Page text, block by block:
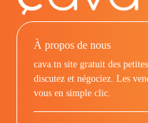
À propos de nous
cava.tn site gratuit des
discutez et négociez. Les
vous en simple clic.